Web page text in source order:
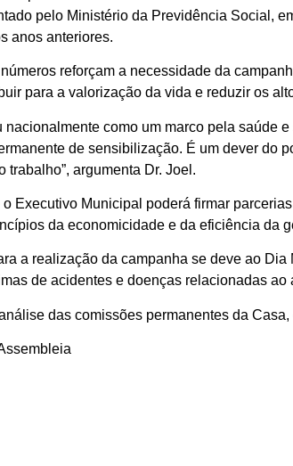
pelo Ministério da Previdência Social,
anos anteriores.
reforçam a necessidade da
para a valorização da vida e reduzir os
nacionalmente como um marco pela saúde
de sensibilização. É um dever do
trabalho”, argumenta Dr. Joel.
Executivo Municipal poderá firmar
da economicidade e da eficiência da
a realização da campanha se deve ao
de acidentes e doenças relacionadas ao
das comissões permanentes da